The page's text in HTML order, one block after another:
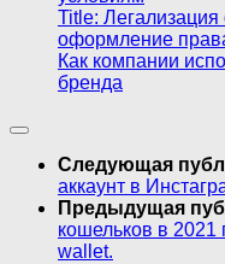
Title:
оформление
Как компании
бренда
Следующая
аккаунт в
Предыдущая
кошельков в
wallet.